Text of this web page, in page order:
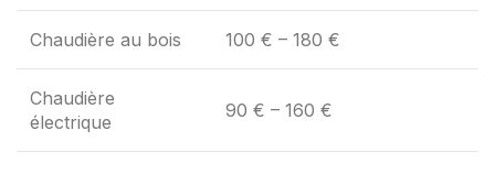
Chaudière au bois 100 € – 180 €
Chaudière
électrique
90 € – 160 €